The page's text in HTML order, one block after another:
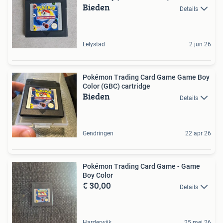
Bieden Details
Lelystad 2 jun 26
Pokémon Trading Card Game Game Boy
Color (GBC) cartridge
Bieden Details
Gendringen 22 apr 26
Pokémon Trading Card Game - Game
Boy Color
€ 30,00 Details